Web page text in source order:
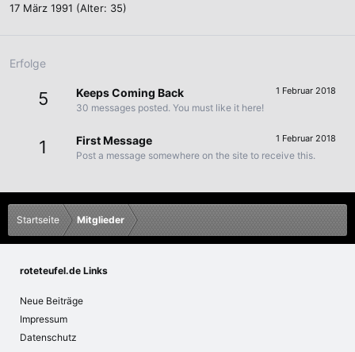
17 März 1991 (Alter: 35)
Erfolge
5 1 Februar 2018
Keeps Coming Back
30 messages posted. You must like it here!
1 1 Februar 2018
First Message
Post a message somewhere on the site to receive this.
Startseite Mitglieder
roteteufel.de Links
Neue Beiträge
Impressum
Datenschutz